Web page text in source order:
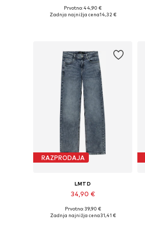
Razpoložljive velikosti: 128, 134
Prvotno: 44,90 €
Zadnja najnižja cena14,32 €
RAZPRODAJA
LMTD
34,90 €
Na voljo v različnih velikostih
Prvotno: 39,90 €
Zadnja najnižja cena31,41 €